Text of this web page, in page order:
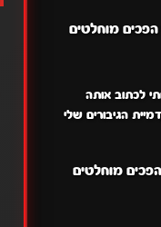
הפכים מוחלטים
לכתוב אותה
הגיבורים שלי
מוחלטים